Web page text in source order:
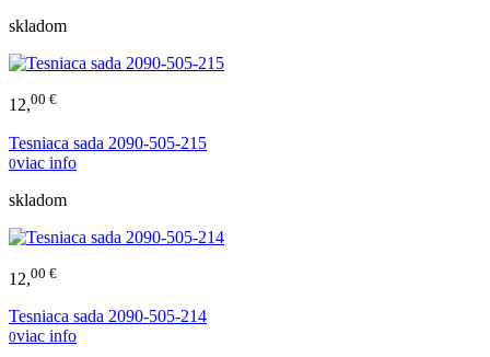
skladom
12,00 €
Tesniaca sada 2090-505-215
0viac info
skladom
12,00 €
Tesniaca sada 2090-505-214
0viac info